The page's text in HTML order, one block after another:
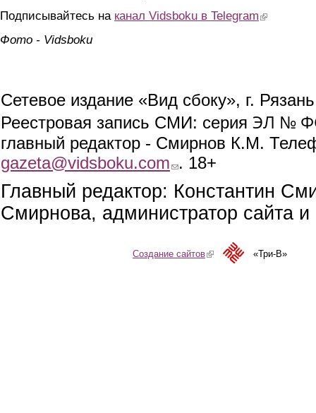
Подписывайтесь на канал Vidsboku в Telegram (link is
Фото - Vidsboku
Сетевое издание «Вид сбоку», г.
Реестровая запись СМИ: серия ЭЛ №
главный редактор - Смирнов К.М.
gazeta@vidsboku.com (link sends e-mail)
. 18+
Главный редактор: Константин
Смирнова, администратор сайта
Создание сайтов(link is external)«Три-В»